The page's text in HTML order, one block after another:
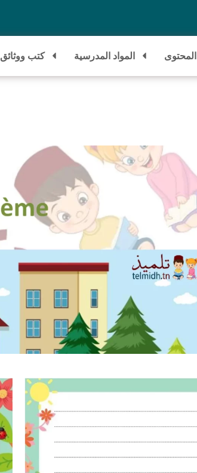
كتب ووثائق المواد المدرسية المحتوى